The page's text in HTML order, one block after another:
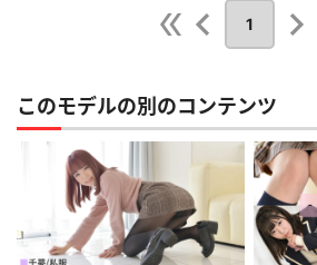
このレビューは参考になりましたか？
0
1
このモデルの別のコンテンツ